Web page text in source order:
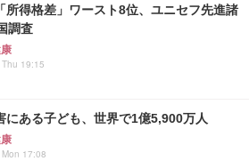
所得格差」ワースト8位、ユニセフ先進諸
調査
19:15
にある子ども、世界で1億5,900万人
17:08